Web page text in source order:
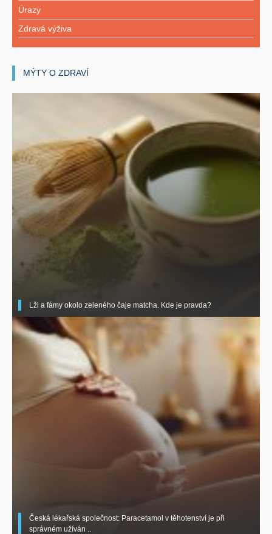
Úrazy
Zdravá výživa
MÝTY O ZDRAVÍ
Lži a fámy okolo zeleného čaje matcha. Kde je pravda?
Česká lékařská společnost: Paracetamol v těhotenství je při
správném užíván ..